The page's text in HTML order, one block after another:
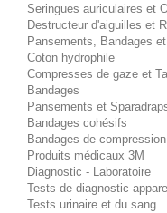
Seringues auriculaires et
Destructeur d'aiguilles et
Pansements, Bandages
Coton hydrophile
Compresses de gaze et
Bandages
Pansements et
Bandages cohésifs
Bandages de compression
Produits médicaux 3M
Diagnostic - Laboratoire
Tests de diagnostic
Tests urinaire et du sang